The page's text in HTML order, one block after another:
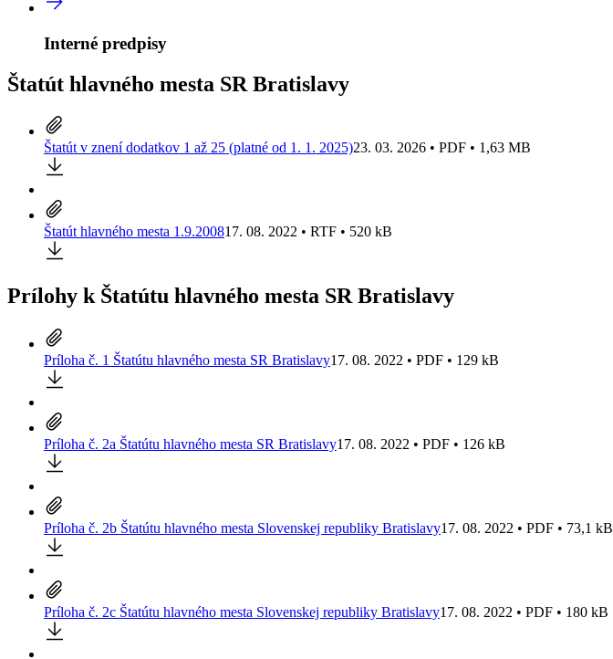
Interné predpisy
Štatút hlavného mesta SR Bratislavy
Štatút v znení dodatkov 1 až 25 (platné od 1. 1. 2025)23. 03. 2026 • PDF • 1,63 MB
Štatút hlavného mesta 1.9.200817. 08. 2022 • RTF • 520 kB
Prílohy k Štatútu hlavného mesta SR Bratislavy
Príloha č. 1 Štatútu hlavného mesta SR Bratislavy17. 08. 2022 • PDF • 129 kB
Príloha č. 2a Štatútu hlavného mesta SR Bratislavy17. 08. 2022 • PDF • 126 kB
Príloha č. 2b Štatútu hlavného mesta Slovenskej republiky Bratislavy17. 08. 2022 • PDF • 73,1 kB
Príloha č. 2c Štatútu hlavného mesta Slovenskej republiky Bratislavy17. 08. 2022 • PDF • 180 kB